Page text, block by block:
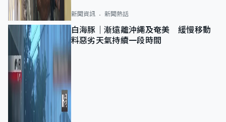
新聞資訊 新聞熱話
白海豚｜漸遠離沖繩及奄美 緩慢移動
料惡劣天氣持續一段時間